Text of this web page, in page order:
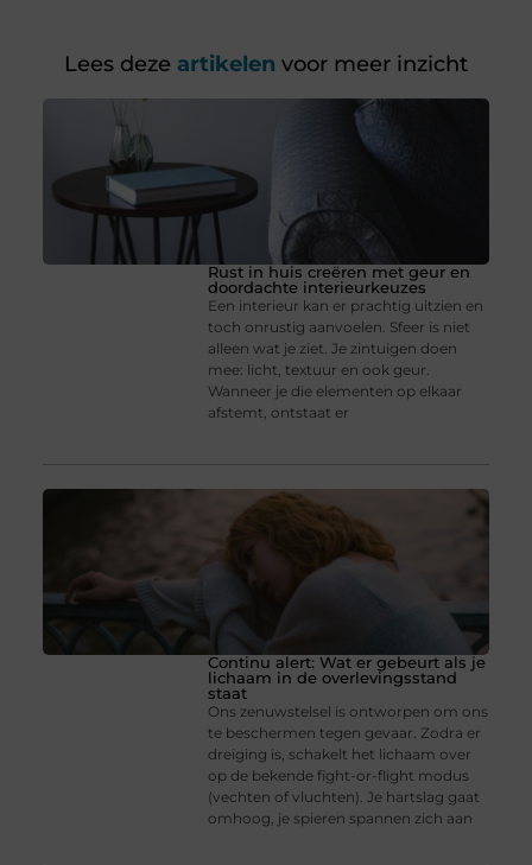
Lees deze artikelen voor meer inzicht
Rust in huis creëren met geur en
doordachte interieurkeuzes
Een interieur kan er prachtig uitzien en
toch onrustig aanvoelen. Sfeer is niet
alleen wat je ziet. Je zintuigen doen
mee: licht, textuur en ook geur.
Wanneer je die elementen op elkaar
afstemt, ontstaat er
Continu alert: Wat er gebeurt als je
lichaam in de overlevingsstand
staat
Ons zenuwstelsel is ontworpen om ons
te beschermen tegen gevaar. Zodra er
dreiging is, schakelt het lichaam over
op de bekende fight-or-flight modus
(vechten of vluchten). Je hartslag gaat
omhoog, je spieren spannen zich aan